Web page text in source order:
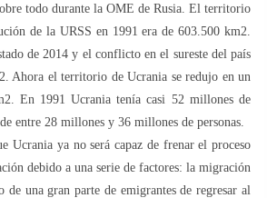
todo durante la OME de Rusia. El territorio
de la URSS en 1991 era de 603.500 km2.
de 2014 y el conflicto en el sureste del país
Ahora el territorio de Ucrania se redujo en un
En 1991 Ucrania tenía casi 52 millones de
entre 28 millones y 36 millones de personas.
Ucrania ya no será capaz de frenar el proceso
debido a una serie de factores: la migración
de una gran parte de emigrantes de regresar al